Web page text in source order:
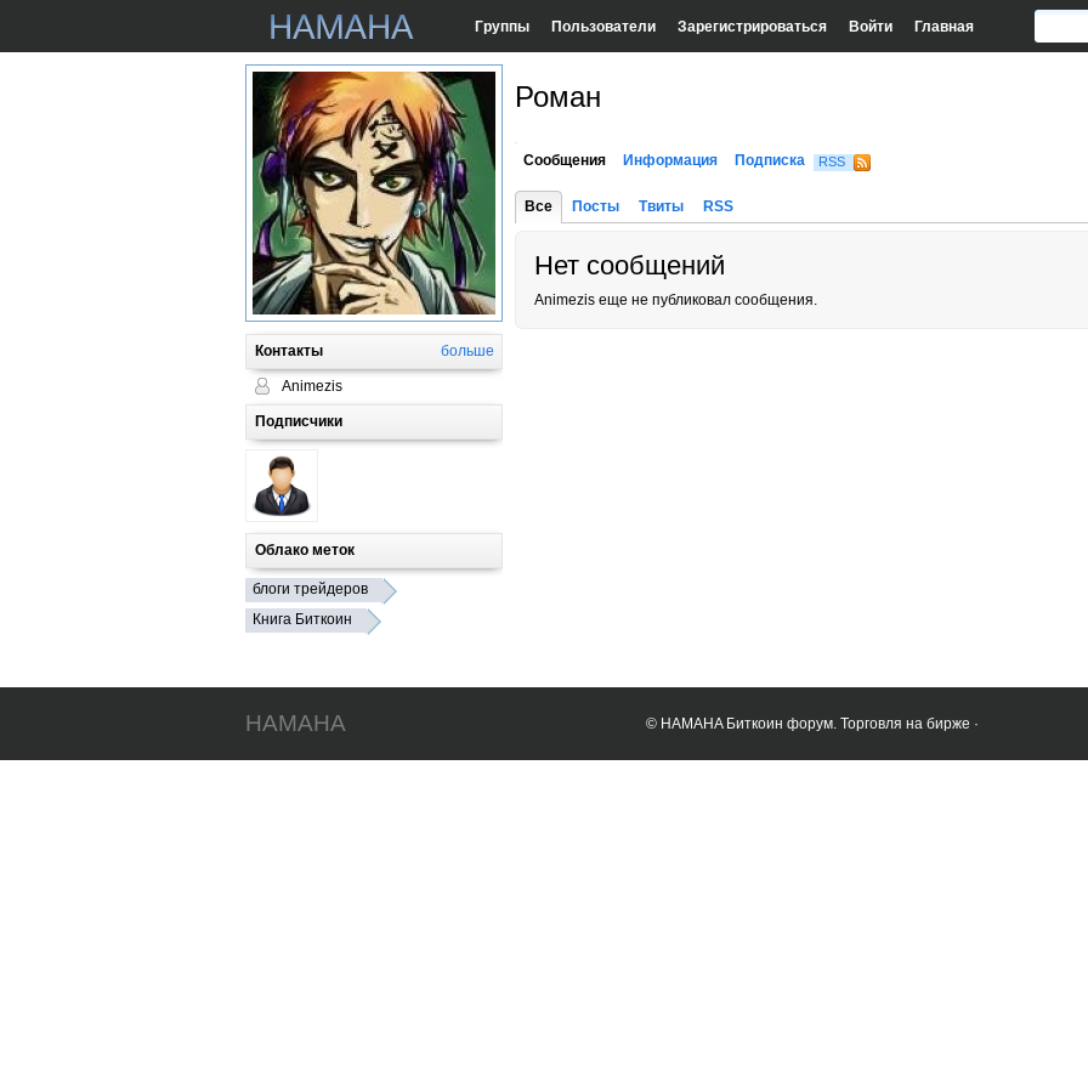
Группы Пользователи Зарегистрироваться Войти Главная
Контакты больше
Animezis
Подписчики
Облако меток
блоги трейдеров
Книга Биткоин
Роман
Сообщения Информация Подписка RSS
Все Посты Твиты RSS
Нет сообщений
Animezis еще не публиковал сообщения.
HAMAHA © HAMAHA Биткоин форум. Торговля на бирже ·